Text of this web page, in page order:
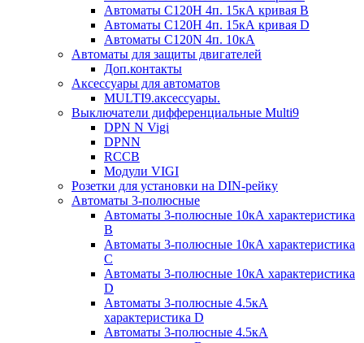
Автоматы С120H 4п. 15кА кривая B
Автоматы С120H 4п. 15кА кривая D
Автоматы С120N 4п. 10кА
Автоматы для защиты двигателей
Доп.контакты
Аксессуары для автоматов
MULTI9.аксессуары.
Выключатели дифференциальные Multi9
DPN N Vigi
DPNN
RCCB
Модули VIGI
Розетки для установки на DIN-рейку
Автоматы 3-полюсные
Автоматы 3-полюсные 10кА характеристика
B
Автоматы 3-полюсные 10кА характеристика
C
Автоматы 3-полюсные 10кА характеристика
D
Автоматы 3-полюсные 4.5кА
характеристика D
Автоматы 3-полюсные 4.5кА